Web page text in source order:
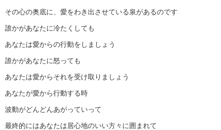
その心の奥底に、愛をわき出させている泉があるのです
誰かがあなたに冷たくしても
あなたは愛からの行動をしましょう
誰かがあなたに怒っても
あなたは愛からそれを受け取りましょう
あなたが愛から行動する時
波動がどんどんあがっていって
最終的にはあなたは居心地のいい方々に囲まれて